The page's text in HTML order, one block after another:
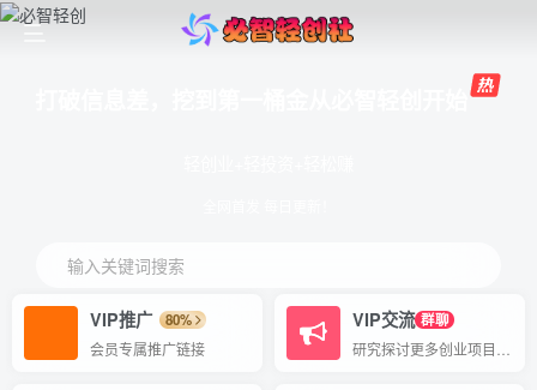
输入关键词搜索
VIP推广
80%
会员专属推广链接
VIP交流 群聊